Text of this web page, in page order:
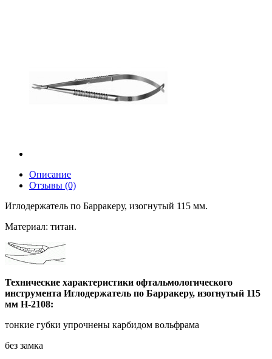
Описание
Отзывы (0)
Иглодержатель по Барракеру, изогнутый 115 мм.
Материал: титан.
Технические характеристики офтальмологического
инструмента Иглодержатель по Барракеру, изогнутый 115
мм H-2108:
тонкие губки упрочнены карбидом вольфрама
без замка